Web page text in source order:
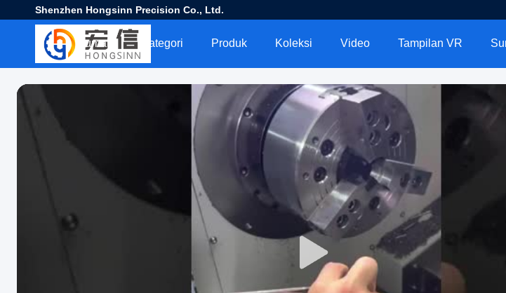
Shenzhen Hongsinn Precision Co., Ltd.
Rumah Kategori Produk Koleksi Video Tampilan VR